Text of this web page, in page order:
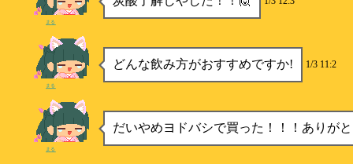
まる
どんな飲み方がおすすめですか! 1/3 11:2
まる
だいやめヨドバシで買った！！！ありが
まる